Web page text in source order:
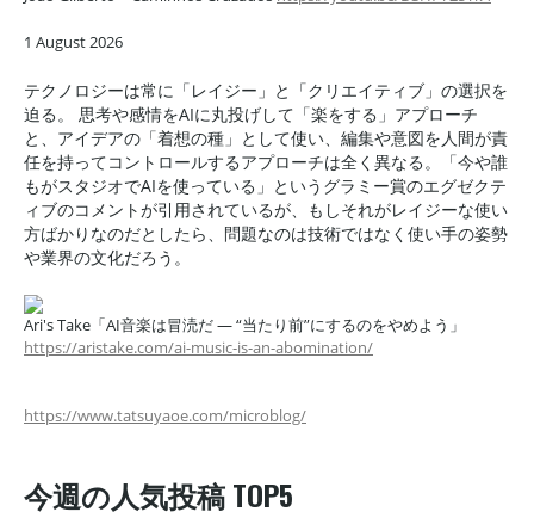
1 August 2026
テクノロジーは常に「レイジー」と「クリエイティブ」の選択を
迫る。 思考や感情をAIに丸投げして「楽をする」アプローチ
と、アイデアの「着想の種」として使い、編集や意図を人間が責
任を持ってコントロールするアプローチは全く異なる。「今や誰
もがスタジオでAIを使っている」というグラミー賞のエグゼクテ
ィブのコメントが引用されているが、もしそれがレイジーな使い
方ばかりなのだとしたら、問題なのは技術ではなく使い手の姿勢
や業界の文化だろう。
Ari's Take「AI音楽は冒涜だ — “当たり前”にするのをやめよう」
https://aristake.com/ai-music-is-an-abomination/
https://www.tatsuyaoe.com/microblog/
今週の人気投稿 TOP5